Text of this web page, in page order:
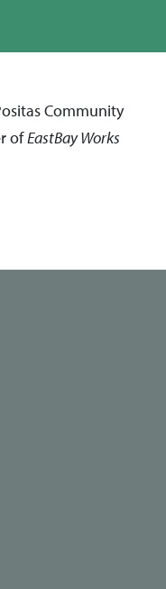
Community
ofEastBayWorks